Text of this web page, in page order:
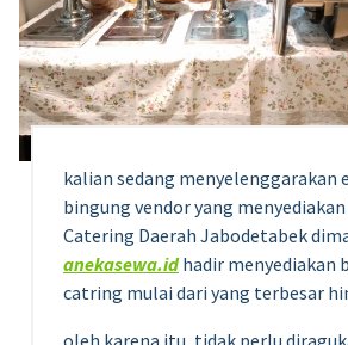
kalian sedang menyelenggarakan
bingung vendor yang
Catering Daerah Jabodetabek
anekasewa.idhadir menyediakan
catring mulai dari yang terbesar